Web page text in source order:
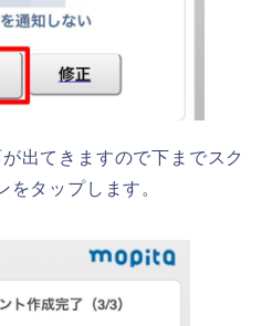
出てきますので下までスク
をタップします。